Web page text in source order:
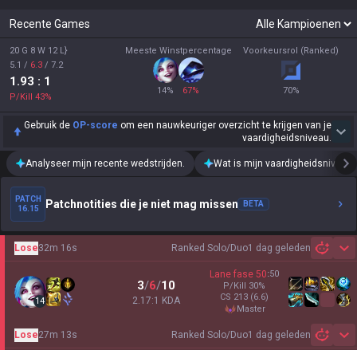
Recente Games
20 G 8 W 12 L}
5.1 / 6.3 / 7.2
1.93 : 1
P/Kill 43%
Meeste Winstpercentage
14% 67%
Voorkeursrol (Ranked)
70%
Gebruik de OP-score om een nauwkeuriger overzicht te krijgen van je
vaardigheidsniveau.
Analyseer mijn recente wedstrijden. Wat is mijn vaardigheidsniveau?
PATCH
16.15
Patchnotities die je niet mag missen BETA
Ranked Solo/Duo1 dag geleden
Lose32m 16s
14
3/6/10
2.17:1 KDA
Lane fase 50:50
P/Kill 30%
CS 213 (6.6)
master
Ranked Solo/Duo1 dag geleden
Lose27m 13s